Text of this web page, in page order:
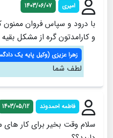
امیری 1403/06/07
با درود و سپاس فروان
و کارامدتون گره از مشکل بقیه
زهرا عزيزی (وكيل پايه يك
لطف شما
فاطمه احمدوند 1403/05/12
سلام وقت بخیر برای کار